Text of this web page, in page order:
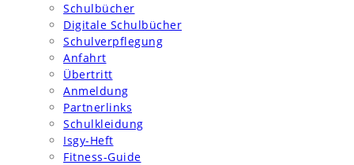
Schulbücher
Digitale Schulbücher
Schulverpflegung
Anfahrt
Übertritt
Anmeldung
Partnerlinks
Schulkleidung
Isgy-Heft
Fitness-Guide